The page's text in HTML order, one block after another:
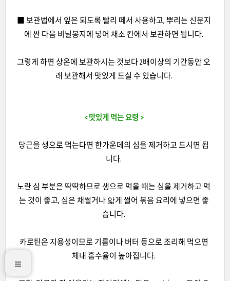
■ 보관법에서 잎은 되도록 빨리 떼서 사용하고, 뿌리는 신문지
에 싼 다음 비닐봉지에 넣어 채소 칸에서 보관하면 됩니다.
그렇게 하면 상온에 보관하시는 것보다 2배이상의 기간동안 오
래 보관해서 맛있게 드실 수 있습니다.
< 맛있게 먹는 요령 >
당근을 생으로 먹는다면 한가운데의 심을 제거하고 드시면 됩
니다.
노란 심 부분은 딱딱하므로 생으로 먹을 때는 심을 제거하고 먹
는 것이 좋고, 심은 채썰거나 앏게 썰어 볶음 요리에 넣으면 좋
습니다.
카로틴은 지용성이므로 기름이나 버터 등으로 조리해 먹으면
체내 흡수율이 높아집니다.